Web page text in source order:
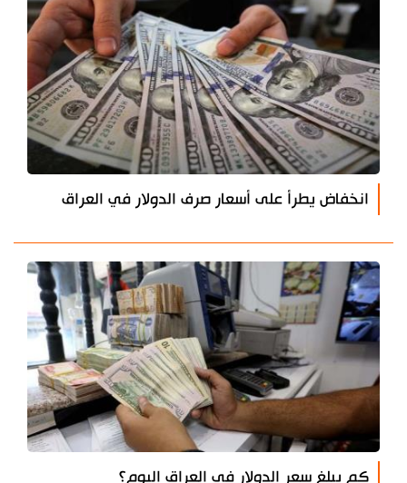
انخفاض يطرأ على أسعار صرف الدولار في العراق
كم يبلغ سعر الدولار في العراق اليوم؟